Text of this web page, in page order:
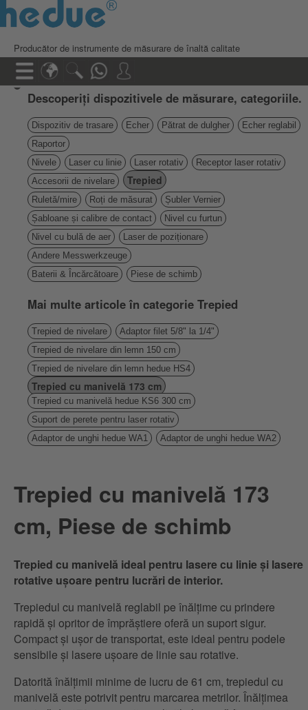
Producător de instrumente de măsurare de înaltă calitate
Descoperiți dispozitivele de măsurare, categoriile.
Dispozitiv de trasare Echer Pătrat de dulgher
Echer reglabil
Raportor
Nivele
Laser cu linie Laser rotativ
Receptor laser rotativ
Accesorii de nivelare
Trepied
Ruletă/mire Roți de măsurat
Șubler Vernier
Șabloane și calibre de contact
Nivel cu furtun
Nivel cu bulă de aer
Laser de poziționare
Andere Messwerkzeuge
Baterii & Încărcătoare
Piese de schimb
Mai multe articole în categorie Trepied
Trepied de nivelare
Adaptor filet 5/8" la 1/4"
Trepied de nivelare din lemn 150 cm
Trepied de nivelare din lemn hedue HS4
Trepied cu manivelă 173 cm
Trepied cu manivelă hedue KS6 300 cm
Suport de perete pentru laser rotativ
Adaptor de unghi hedue WA1
Adaptor de unghi hedue WA2
Trepied cu manivelă 173
cm, Piese de schimb
Trepied cu manivelă ideal pentru lasere cu linie și lasere
rotative ușoare pentru lucrări de interior.
Trepiedul cu manivelă reglabil pe înălțime cu prindere
rapidă și opritor de împrăștiere oferă un suport sigur.
Compact și ușor de transportat, este ideal pentru podele
sensibile și lasere ușoare de linie sau rotative.
Datorită înălțimii minime de lucru de 61 cm, trepiedul cu
manivelă este potrivit pentru marcarea metrilor. Înălțimea